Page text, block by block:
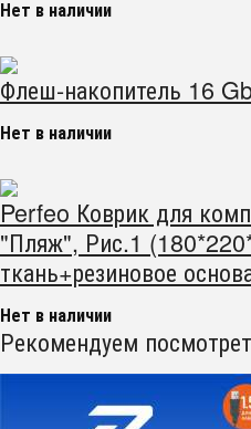
Нет в наличии
Флеш-накопитель 16
Нет в наличии
Perfeo Коврик для
"Пляж", Рис.1
ткань+резиновое
Нет в наличии
Рекомендуем